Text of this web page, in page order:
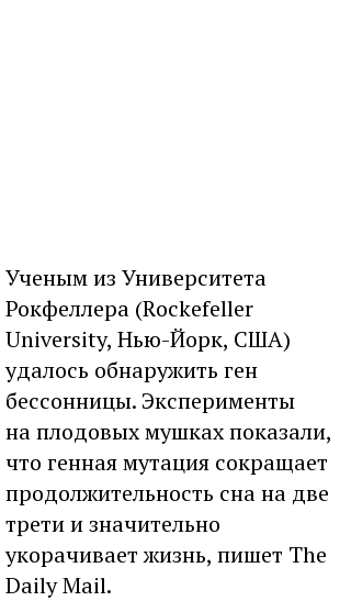
Ученым из Университета
Рокфеллера (Rockefeller
University, Нью-Йорк, США)
удалось обнаружить ген
бессонницы. Эксперименты
на плодовых мушках показали,
что генная мутация сокращает
продолжительность сна на две
трети и значительно
укорачивает жизнь, пишет The
Daily Mail.